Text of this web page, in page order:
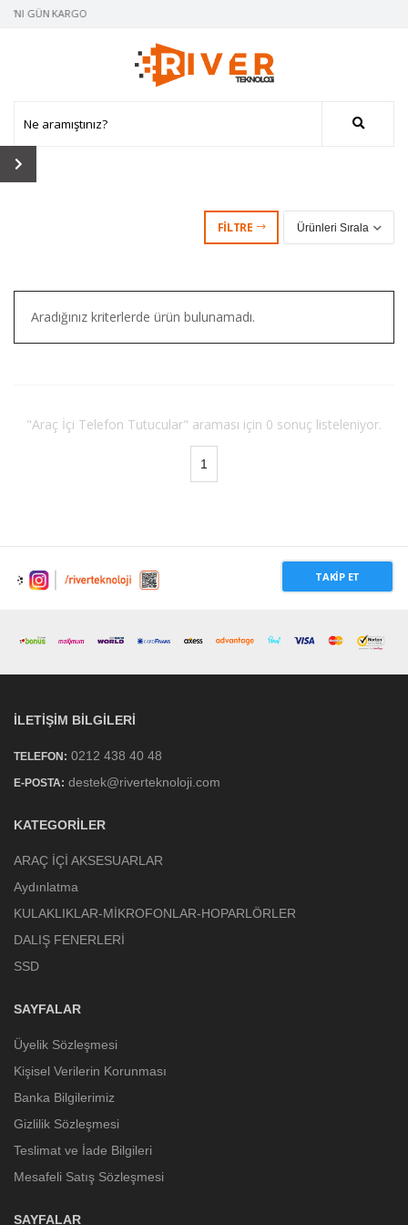
GÜN KARGO
FILTRE
Aradığınız kriterlerde ürün bulunamadı.
"Araç İçi Telefon Tutucular" araması için 0 sonuç listeleniyor.
1
TAKIP ET
İLETIŞIM BILGILERI
TELEFON: 0212 438 40 48
E-POSTA: destek@riverteknoloji.com
KATEGORILER
ARAÇ İÇİ AKSESUARLAR
Aydınlatma
KULAKLIKLAR-MİKROFONLAR-HOPARLÖRLER
DALIŞ FENERLERİ
SSD
SAYFALAR
Üyelik Sözleşmesi
Kişisel Verilerin Korunması
Banka Bilgilerimiz
Gizlilik Sözleşmesi
Teslimat ve İade Bilgileri
Mesafeli Satış Sözleşmesi
SAYFALAR